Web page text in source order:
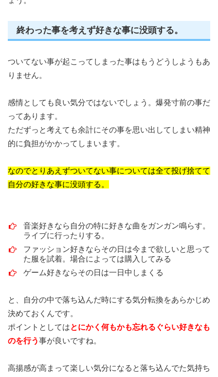
終わった事を考えず好きな事に没頭する。
ついてない事が起こってしまった事はもうどうしようもあ
りません。
感情としても良い気分ではないでしょう。爆発寸前の事だ
ってあります。
ただずっと考えても余計にその事を思い出してしまい精神
的に負担がかかってしまいます。
なのでとりあえずついてない事については全て投げ捨てて
自分の好きな事に没頭する。
音楽好きなら自分の特に好きな曲をガンガン鳴らす。
ライブに行ったりする。
ファッション好きならその日は今まで欲しいと思って
た服を試着。場合によっては購入してみる
ゲーム好きならその日は一日中しまくる
と、自分の中で落ち込んだ時にする気分転換をあらかじめ
決めておくんです。
ポイントとしてはとにかく何もかも忘れるぐらい好きなも
のを行う事が良いですね。
高揚感が高まって楽しい気分になると落ち込んでた気持ち